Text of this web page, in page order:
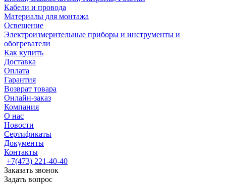
Кабели и провода
Материалы для монтажа
Освещение
Электроизмерительные приборы и инструменты и
обогреватели
Как купить
Доставка
Оплата
Гарантия
Возврат товара
Онлайн-заказ
Компания
О нас
Новости
Сертификаты
Документы
Контакты
+7(473) 221-40-40
Заказать звонок
Задать вопрос